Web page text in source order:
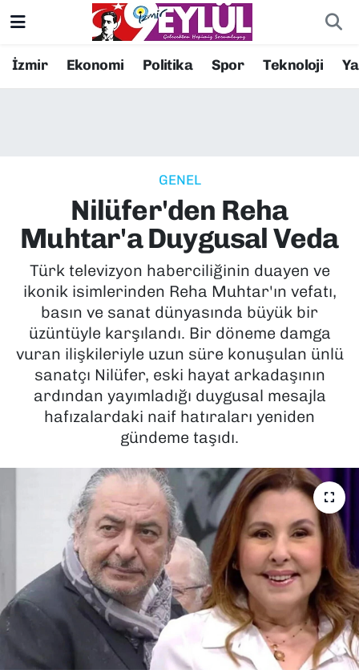
İzmir Ekonomi Politika Spor Teknoloji
GENEL
Nilüfer'den Reha
Muhtar'a Duygusal Veda
Türk televizyon haberciliğinin duayen ve
ikonik isimlerinden Reha Muhtar'ın vefatı,
basın ve sanat dünyasında büyük bir
üzüntüyle karşılandı. Bir döneme damga
vuran ilişkileriyle uzun süre konuşulan ünlü
sanatçı Nilüfer, eski hayat arkadaşının
ardından yayımladığı duygusal mesajla
hafızalardaki naif hatıraları yeniden
gündeme taşıdı.
Resmi İlanlar
EKONOMİ
KÜLTÜR SANAT
MAGAZİN
POLİTİKA
SAĞLIK
TEKNOLOJİ
YAŞAM
YEREL YÖNETİMLER
Konak Nöbetçi Eczaneler
Süper Lig Puan Durumu ve Fikstür
Tüm Manşetler
Son Dakika Haberleri
Haber Arşivi